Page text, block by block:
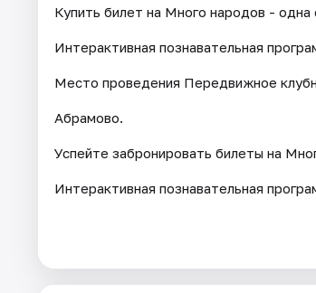
Купить билет на Много народов - одна
Интерактивная познавательная
Место проведения Передвижное
Абрамово.
Успейте забронировать билеты на
Интерактивная познавательная